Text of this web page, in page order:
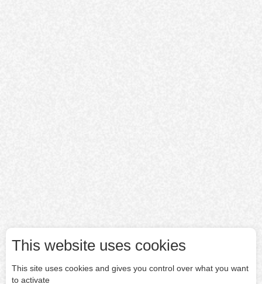
This website uses cookies
This site uses cookies and gives you control over what you want
to activate